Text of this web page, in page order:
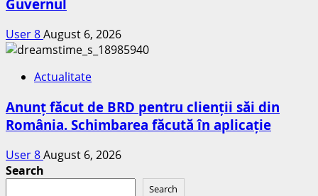
Guvernul
User 8August 6, 2026
Actualitate
Anunț făcut de BRD pentru clienții săi din
România. Schimbarea făcută în aplicație
User 8August 6, 2026
Search
Search